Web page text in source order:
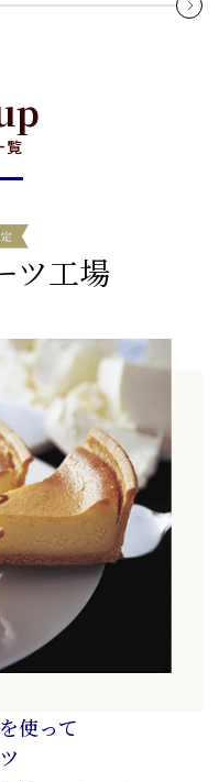
覧
ツ工場
使って